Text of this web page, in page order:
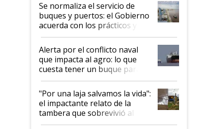
Se normaliza el servicio de
buques y puertos: el Gobierno
acuerda con los prácticos y
suspende el decreto de
desregulación
Alerta por el conflicto naval
que impacta al agro: lo que
cuesta tener un buque parado
y el peligro de que Argentina
pase a ser "país sucio"
"Por una laja salvamos la vida":
el impactante relato de la
tambera que sobrevivió al
tornado